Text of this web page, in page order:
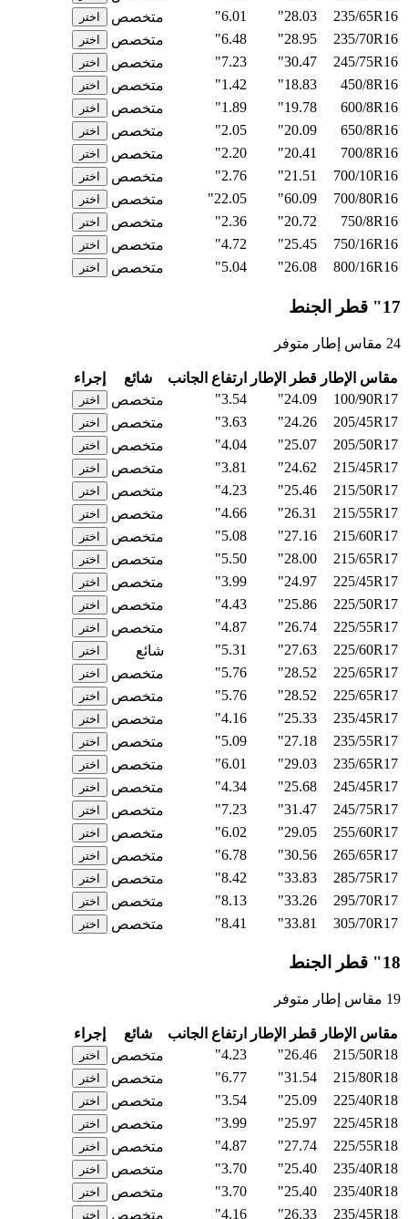
235/65R16
28.03"
6.01" متخصص اختر
235/70R16
28.95"
6.48" متخصص اختر
245/75R16
30.47"
7.23" متخصص اختر
450/8R16
18.83"
1.42" متخصص اختر
600/8R16
19.78"
1.89" متخصص اختر
650/8R16
20.09"
2.05" متخصص اختر
700/8R16
20.41"
2.20" متخصص اختر
700/10R16
21.51"
2.76" متخصص اختر
700/80R16
60.09"
22.05" متخصص اختر
750/8R16
20.72"
2.36" متخصص اختر
750/16R16
25.45"
4.72" متخصص اختر
800/16R16
26.08"
5.04" متخصص اختر
17" قطر الجنط
24 مقاس إطار متوفر
مقاس الإطار قطر الإطار ارتفاع الجانب شائع
إجراء
100/90R17
24.09"
3.54" متخصص اختر
205/45R17
24.26"
3.63" متخصص اختر
205/50R17
25.07"
4.04" متخصص اختر
215/45R17
24.62"
3.81" متخصص اختر
215/50R17
25.46"
4.23" متخصص اختر
215/55R17
26.31"
4.66" متخصص اختر
215/60R17
27.16"
5.08" متخصص اختر
215/65R17
28.00"
5.50" متخصص اختر
225/45R17
24.97"
3.99" متخصص اختر
225/50R17
25.86"
4.43" متخصص اختر
225/55R17
26.74"
4.87" متخصص اختر
225/60R17
27.63"
5.31" شائع اختر
225/65R17
28.52"
5.76" متخصص اختر
225/65R17
28.52"
5.76" متخصص اختر
235/45R17
25.33"
4.16" متخصص اختر
235/55R17
27.18"
5.09" متخصص اختر
235/65R17
29.03"
6.01" متخصص اختر
245/45R17
25.68"
4.34" متخصص اختر
245/75R17
31.47"
7.23" متخصص اختر
255/60R17
29.05"
6.02" متخصص اختر
265/65R17
30.56"
6.78" متخصص اختر
285/75R17
33.83"
8.42" متخصص اختر
295/70R17
33.26"
8.13" متخصص اختر
305/70R17
33.81"
8.41" متخصص اختر
18" قطر الجنط
19 مقاس إطار متوفر
مقاس الإطار قطر الإطار ارتفاع الجانب شائع
إجراء
215/50R18
26.46"
4.23" متخصص اختر
215/80R18
31.54"
6.77" متخصص اختر
225/40R18
25.09"
3.54" متخصص اختر
225/45R18
25.97"
3.99" متخصص اختر
225/55R18
27.74"
4.87" متخصص اختر
235/40R18
25.40"
3.70" متخصص اختر
235/40R18
25.40"
3.70" متخصص اختر
235/45R18
26.33"
4.16" متخصص اختر